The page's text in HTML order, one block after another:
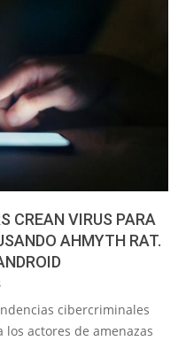
CREAN VIRUS PARA
AHMYTH RAT.
cibercriminales
actores de amenazas